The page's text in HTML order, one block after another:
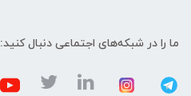
ما را در شبکه‌های اجتماعی دنبال کنید: